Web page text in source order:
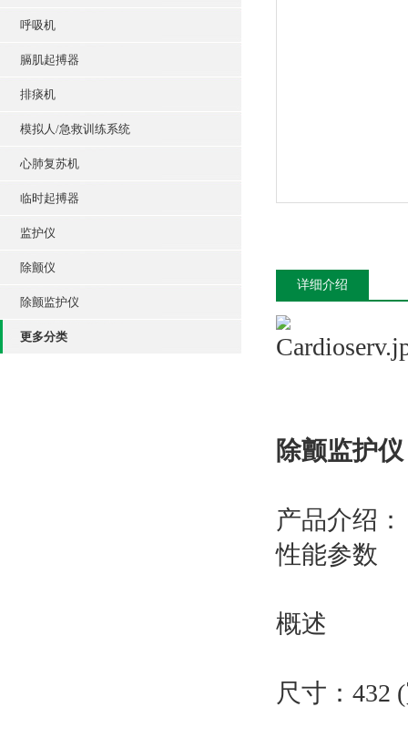
呼吸机
膈肌起搏器
排痰机
模拟人/急救训练系统
心肺复苏机
临时起搏器
监护仪
除颤仪
除颤监护仪
更多分类
详细介绍
除颤监护仪
产品介绍：
性能参数
概述
尺寸：432